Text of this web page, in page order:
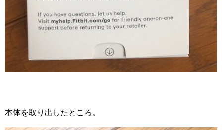
本体を取り出したところ。